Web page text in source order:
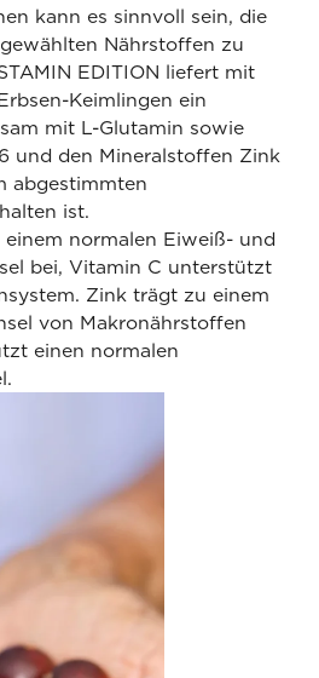
kann es sinnvoll sein, die
Nährstoffen zu
EDITION liefert mit
Keimlingen ein
mit L-Glutamin sowie
und den Mineralstoffen Zink
abgestimmten
ist.
normalen Eiweiß- und
bei, Vitamin C unterstützt
Zink trägt zu einem
von Makronährstoffen
einen normalen